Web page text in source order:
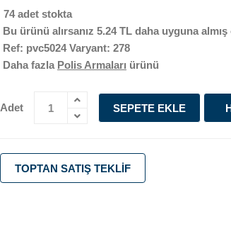
74 adet stokta
Bu ürünü alırsanız 5.24 TL daha uyguna almış
Ref: pvc5024 Varyant: 278
Daha fazla Polis Armaları ürünü
Adet SEPETE EKLE
TOPTAN SATIŞ TEKLIF